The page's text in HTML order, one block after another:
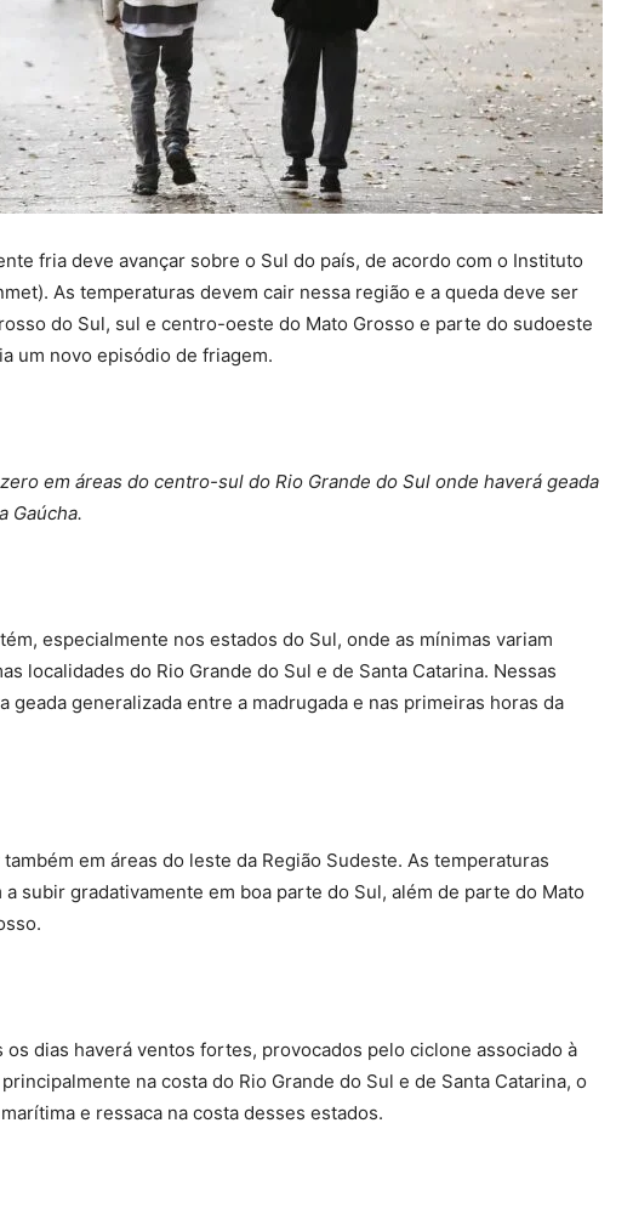
fria deve avançar sobre o Sul do país, de acordo com o Instituto
As temperaturas devem cair nessa região e a queda deve ser
do Sul, sul e centro-oeste do Mato Grosso e parte do sudoeste
um novo episódio de friagem.
em áreas do centro-sul do Rio Grande do Sul onde haverá geada
Gaúcha.
especialmente nos estados do Sul, onde as mínimas variam
localidades do Rio Grande do Sul e de Santa Catarina. Nessas
geada generalizada entre a madrugada e nas primeiras horas da
em áreas do leste da Região Sudeste. As temperaturas
a subir gradativamente em boa parte do Sul, além de parte do Mato
os dias haverá ventos fortes, provocados pelo ciclone associado à
na costa do Rio Grande do Sul e de Santa Catarina, o
e ressaca na costa desses estados.